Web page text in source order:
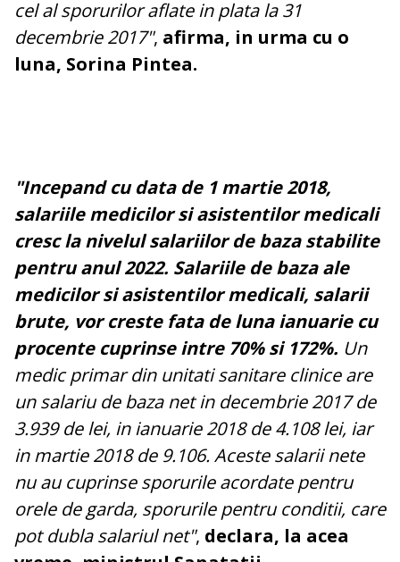
cel al sporurilor aflate in plata la 31
decembrie 2017", afirma, in urma cu o
luna, Sorina Pintea.
"Incepand cu data de 1 martie 2018,
salariile medicilor si asistentilor medicali
cresc la nivelul salariilor de baza stabilite
pentru anul 2022. Salariile de baza ale
medicilor si asistentilor medicali, salarii
brute, vor creste fata de luna ianuarie cu
procente cuprinse intre 70% si 172%. Un
medic primar din unitati sanitare clinice are
un salariu de baza net in decembrie 2017 de
3.939 de lei, in ianuarie 2018 de 4.108 lei, iar
in martie 2018 de 9.106. Aceste salarii nete
nu au cuprinse sporurile acordate pentru
orele de garda, sporurile pentru conditii, care
pot dubla salariul net", declara, la acea